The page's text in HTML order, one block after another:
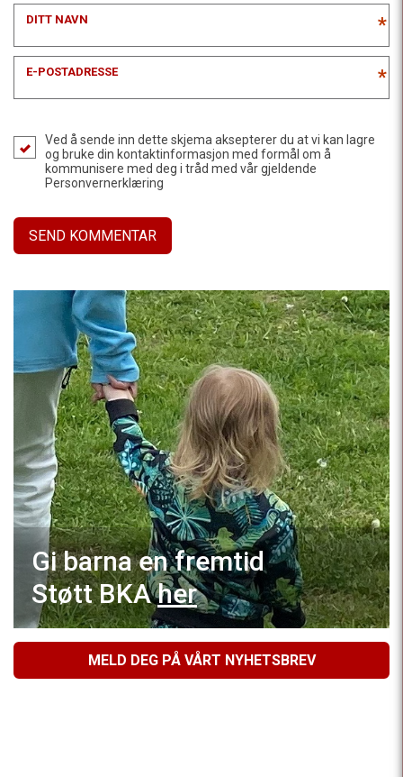
DITT NAVN *
E-POSTADRESSE *
Ved å sende inn dette skjema aksepterer du at vi kan lagre
og bruke din kontaktinformasjon med formål om å
kommunisere med deg i tråd med vår gjeldende
Personvernerklæring
Gi barna en fremtid
Støtt BKAher
MELD DEG PÅ VÅRT NYHETSBREV